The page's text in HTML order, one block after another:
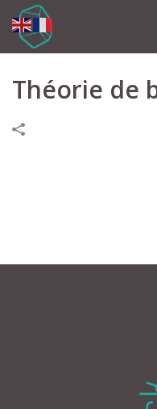
Théorie de